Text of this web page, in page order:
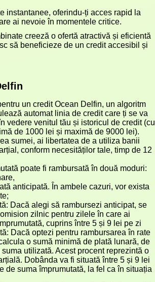
instantanee, oferindu-ți acces rapid la
ai nevoie în momentele critice.
creeză o ofertă atractivă și eficientă
să beneficieze de un credit accesibil și
un credit Ocean Delfin, un algoritm
automat linia de credit care ți se va
vedere venitul tău și istoricul de credit (cu
de 1000 lei și maximă de 9000 lei).
sumei, ai libertatea de a utiliza banii
conform necesităților tale, timp de 12
poate fi rambursată în două moduri:
anticipată. În ambele cazuri, vor exista
Dacă alegi să rambursezi anticipat, se
zilnic pentru zilele în care ai
cuprins între 5 și 9 lei pe zi
Dacă optezi pentru rambursarea în rate
o sumă minimă de plată lunară, de
utilizată. Acest procent reprezintă o
Dobânda va fi situată între 5 și 9 lei
de suma împrumutată, la fel ca în situația